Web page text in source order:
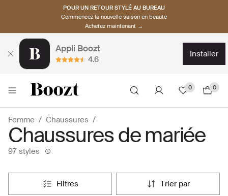
POUR UN RETOUR STYLÉ AU BUREAU
Commencez la nouvelle saison en beauté
Achetez maintenant →
Appli Boozt
4.6
installer
0 0
Femme Chaussures
Chaussures de mariée
97 styles
filtres trier par